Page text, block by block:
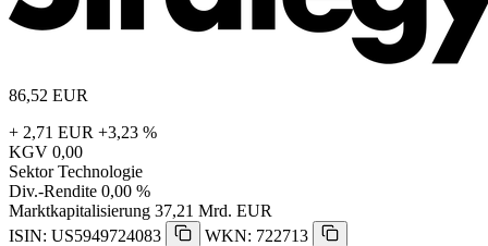
86,52 EUR
+ 2,71 EUR +3,23 %
KGV 0,00
Sektor Technologie
Div.-Rendite 0,00 %
Marktkapitalisierung 37,21 Mrd. EUR
ISIN: US5949724083
WKN: 722713